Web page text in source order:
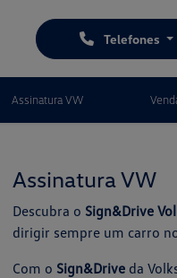
Telefones
Assinatura VW
Assinatura VW
Descubra o Sign&Drive
dirigir sempre um carro
Com o Sign&Drive da